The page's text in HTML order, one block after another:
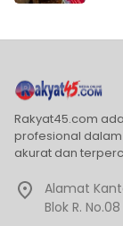
Rakyat45.com
profesional
akurat dan
Alamat
Blok R.